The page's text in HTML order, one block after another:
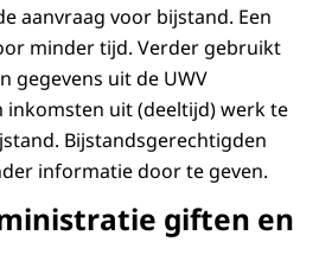
aanvraag voor bijstand. Een
minder tijd. Verder gebruikt
gegevens uit de UWV
uit (deeltijd) werk te
Bijstandsgerechtigden
informatie door te geven.
giften en